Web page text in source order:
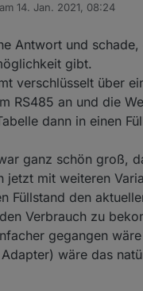
(Beispiel 6000 Liter). Hier
Verbrauch und auch die
angezeigt,
ja abnimmt.
ich das irgendwo
nicht wirklich den du
anstatt dazu, mit
muss immer als verbrauch
die jetzige logic van SA.
du die Messung nicht
?
14. Jan. 2021, 08:24
von
Antwort und
gibt.
verschlüsselt über
RS485 an und die
dann in einen
ganz schön groß,
jetzt mit weiteren
Füllstand den
Verbrauch zu
gegangen
wäre das